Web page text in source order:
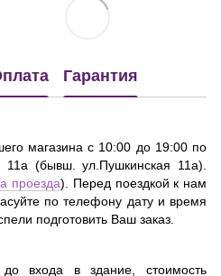
Гарантия
магазина с 10:00 до 19:00 по
11а (бывш. ул.Пушкинская 11а)
проезда). Перед поездкой к нам
по телефону дату и время
подготовить Ваш заказ.
до входа в здание, стоимость